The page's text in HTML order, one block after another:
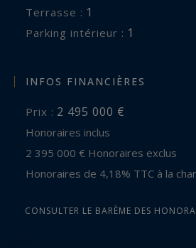
terrasse : 1
parking intérieur : 1
INFOS FINANCIÈRES
Prix : 2 495 000 €
Honoraires inclus
2 395 000 € Honoraires exclus
Honoraires de 4,18% TTC à la
CONSULTER LE BARÈME DES